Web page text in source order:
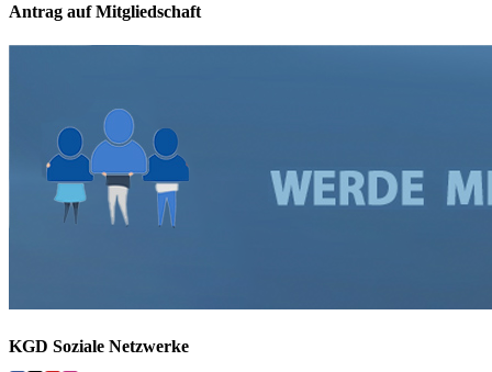
Antrag auf Mitgliedschaft
KGD Soziale Netzwerke